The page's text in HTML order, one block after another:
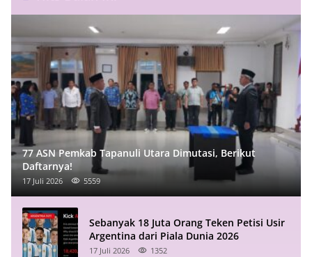
77 ASN Pemkab Tapanuli Utara Dimutasi, Berikut
Daftarnya!
17 Juli 2026 5559
Sebanyak 18 Juta Orang Teken Petisi Usir
Argentina dari Piala Dunia 2026
17 Juli 2026 1352